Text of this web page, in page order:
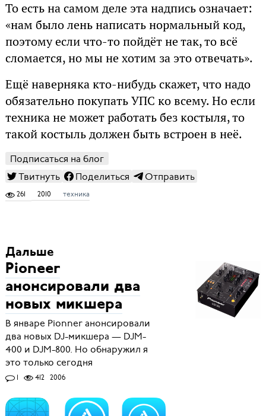
То есть на самом деле эта надпись означает:
«нам было лень написать нормальный код,
поэтому если что-то пойдёт не так, то всё
сломается, но мы не хотим за это отвечать».
Ещё наверняка кто-нибудь скажет, что надо
обязательно покупать УПС ко всему. Но если
техника не может работать без костыля, то
такой костыль должен быть встроен в неё.
Подписаться на блог
Твитнуть
Поделиться Отправить
261 2010 техника
Дальше
Pioneer
анонсировали два
новых микшера
В январе Pionner анонсировали
два новых DJ-микшера — DJM-
400 и DJM-800. Но обнаружил я
это только сегодня
1 412 2006